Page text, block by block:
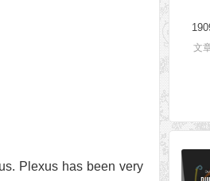
Plexus has been very
文